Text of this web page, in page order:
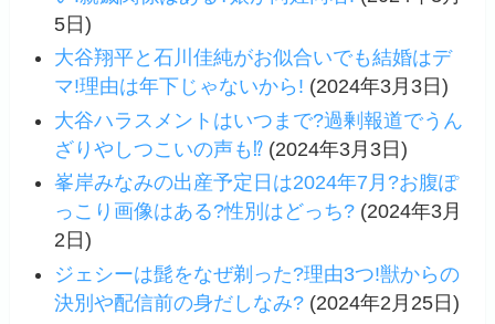
5日)
大谷翔平と石川佳純がお似合いでも結婚はデ
マ!理由は年下じゃないから! (2024年3月3日)
大谷ハラスメントはいつまで?過剰報道でうん
ざりやしつこいの声も⁉ (2024年3月3日)
峯岸みなみの出産予定日は2024年7月?お腹ぽ
っこり画像はある?性別はどっち? (2024年3月
2日)
ジェシーは髭をなぜ剃った?理由3つ!獣からの
決別や配信前の身だしなみ? (2024年2月25日)